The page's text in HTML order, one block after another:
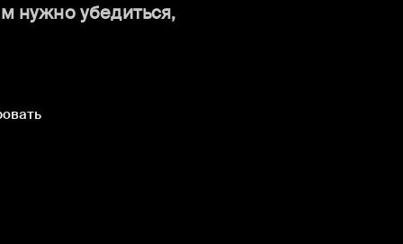
нужно убедиться,